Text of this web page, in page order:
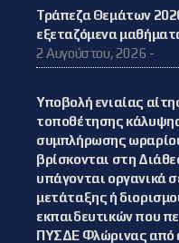
Τράπεζα Θεμάτων
εξεταζόμενα
2 Αυγούστου, 2026 -
Υποβολή ενιαίας
τοποθέτησης
συμπλήρωσης
βρίσκονται στη
υπάγονται οργανικά
μετάταξης ή
εκπαιδευτικών που
ΠΥΣΔΕ Φλώρινας